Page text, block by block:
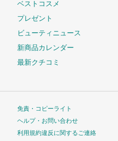
ベストコスメ
プレゼント
ビューティニュース
新商品カレンダー
最新クチコミ
免責・コピーライト
ヘルプ・お問い合わせ
利用規約違反に関するご連絡